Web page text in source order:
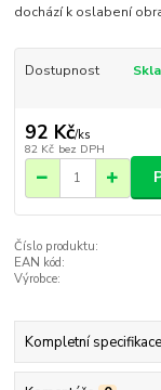
dochází k oslabení
Dostupnost
92 Kč/ks
82 Kč bez DPH
Číslo produktu:
EAN kód:
Výrobce:
Kompletní specifikace